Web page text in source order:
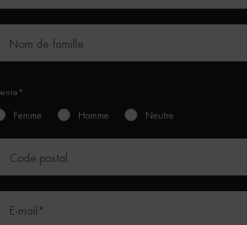
Nom de famille
Femme Homme Neutre
Code postal :
E-mail *